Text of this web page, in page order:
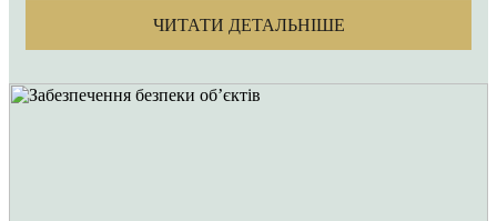
ЧИТАТИ ДЕТАЛЬНІШЕ